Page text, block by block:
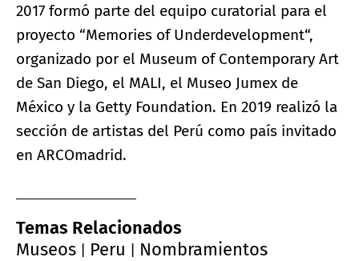
2017 formó parte del equipo curatorial para el
proyecto “Memories of Underdevelopment“,
organizado por el Museum of Contemporary Art
de San Diego, el MALI, el Museo Jumex de
México y la Getty Foundation. En 2019 realizó la
sección de artistas del Perú como país invitado
en ARCOmadrid.
Temas Relacionados
Museos
Peru Nombramientos